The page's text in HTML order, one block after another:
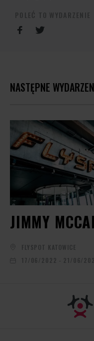
NASTĘPNE
JIMMY
FLYSPOT KATOWICE
17/06/2022 - 21/06/